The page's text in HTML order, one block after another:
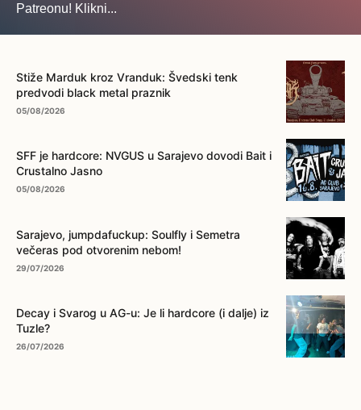
Patreonu! Klikni...
Stiže Marduk kroz Vranduk: Švedski tenk
predvodi black metal praznik
05/08/2026
SFF je hardcore: NVGUS u Sarajevo dovodi Bait i
Crustalno Jasno
05/08/2026
Sarajevo, jumpdafuckup: Soulfly i Semetra
večeras pod otvorenim nebom!
29/07/2026
Decay i Svarog u AG-u: Je li hardcore (i dalje) iz
Tuzle?
26/07/2026